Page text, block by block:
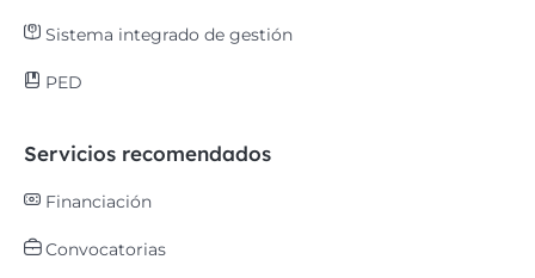
Sistema integrado de gestión
PED
Servicios recomendados
Financiación
Convocatorias